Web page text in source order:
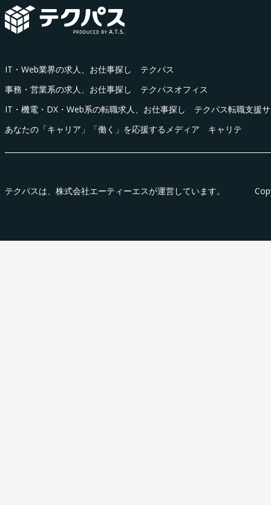
IT・Web業界の求人、お仕事探し テクパス
事務・営業系の求人、お仕事探し テクパスオフィス
IT・機電・DX・Web系の転職求人、お仕事探し テクパス転職支援
あなたの「キャリア」「働く」を応援するメディア キャリテ
テクパスは、株式会社エーティーエスが運営しています。